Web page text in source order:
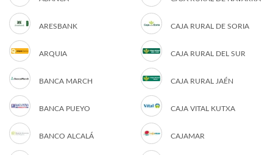
ARESBANK
ARQUIA
BANCA MARCH
BANCA PUEYO
BANCO ALCALÁ
CAJA RURAL DE SORIA
CAJA RURAL DEL SUR
CAJA RURAL JAÉN
CAJA VITAL KUTXA
CAJAMAR